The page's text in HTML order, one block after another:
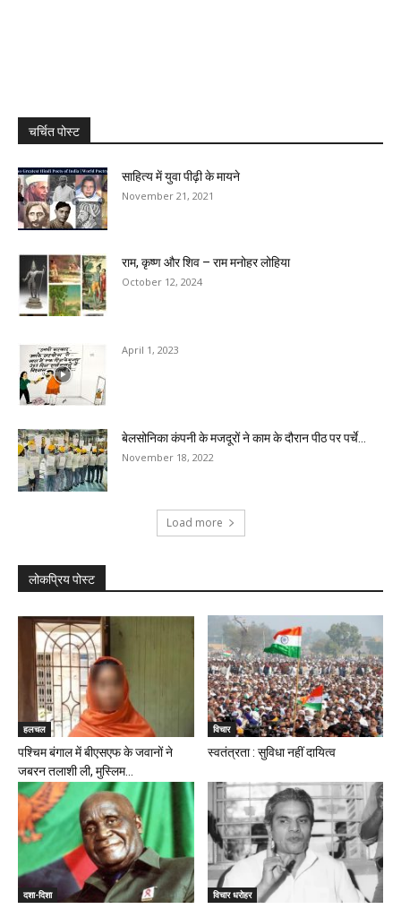
चर्चित पोस्ट
साहित्य में युवा पीढ़ी के मायने
November 21, 2021
राम, कृष्‍ण और शिव – राम मनोहर लोहिया
October 12, 2024
April 1, 2023
बेलसोनिका कंपनी के मजदूरों ने काम के दौरान पीठ पर पर्चे...
November 18, 2022
Load more
लोकप्रिय पोस्ट
हलचल
पश्चिम बंगाल में बीएसएफ के जवानों ने
जबरन तलाशी ली, मुस्लिम...
विचार
स्वतंत्रता : सुविधा नहीं दायित्व
दशा-दिशा विचार धरोहर